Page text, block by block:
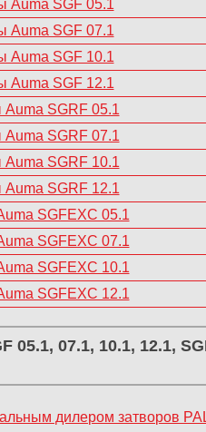
Auma SGF 05.1
Auma SGF 07.1
Auma SGF 10.1
Auma SGF 12.1
SGRF 05.1
SGRF 07.1
SGRF 10.1
SGRF 12.1
SGFEXC 05.1
SGFEXC 07.1
SGFEXC 10.1
SGFEXC 12.1
07.1, 10.1, 12.1,
дилером затворов